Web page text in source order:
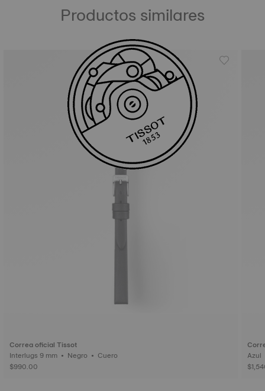
Productos similares
Correa oficial Tissot
Interlugs 9 mm • Negro • Cuero
$990.00